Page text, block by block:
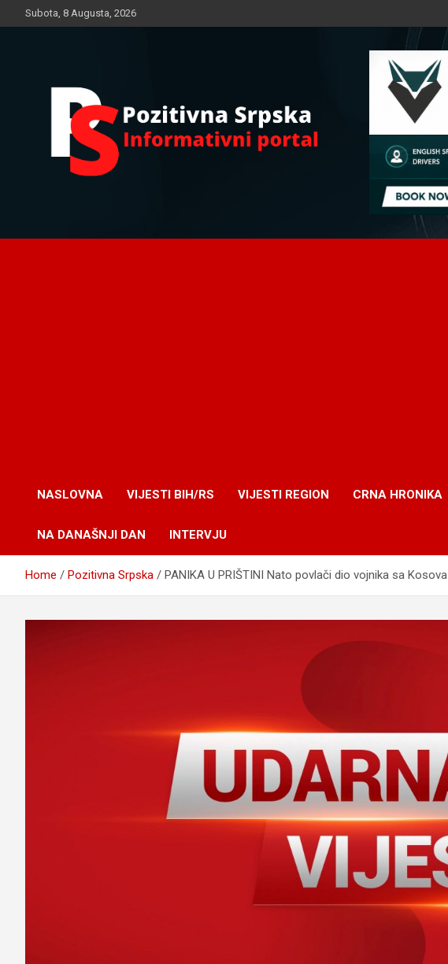
to
Subota, 8 Augusta, 2026
NASLOVNA VIJESTI BIH/RS VIJESTI REGION CRNA HRONIKA
NA DANAŠNJI DAN INTERVJU
Home Pozitivna Srpska PANIKA U PRIŠTINI Nato povlači dio vojnika sa Kosova